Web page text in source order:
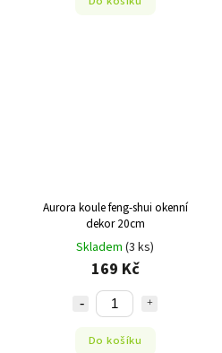
Aurora koule feng-shui okenní
dekor 20cm
Skladem (3 ks)
169 Kč
Do košíku